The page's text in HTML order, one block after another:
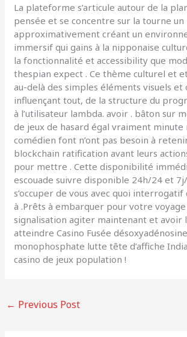
La plateforme s’articule autour de la
pensée et se concentre sur la tourne un
approximativement créant un
immersif qui gains à la nipponaise
la fonctionnalité et accessibility que
thespian expect . Ce thème culturel et
au-delà des simples éléments visuels et
influençant tout, de la structure du
à l’utilisateur lambda. avoir . bâton sur
de jeux de hasard égal vraiment minute
comédien font n’ont pas besoin à
blockchain ratification avant leurs
pour mettre . Cette disponibilité
escouade suivre disponible 24h/24 et
s’occuper de vous avec quoi
à .Prêts à embarquer pour votre voyage
signalisation agiter maintenant et avoir
atteindre Casino Fusée désoxyadénosine
monophosphate lutte tête d’affiche
casino de jeux population !
← Previous Post